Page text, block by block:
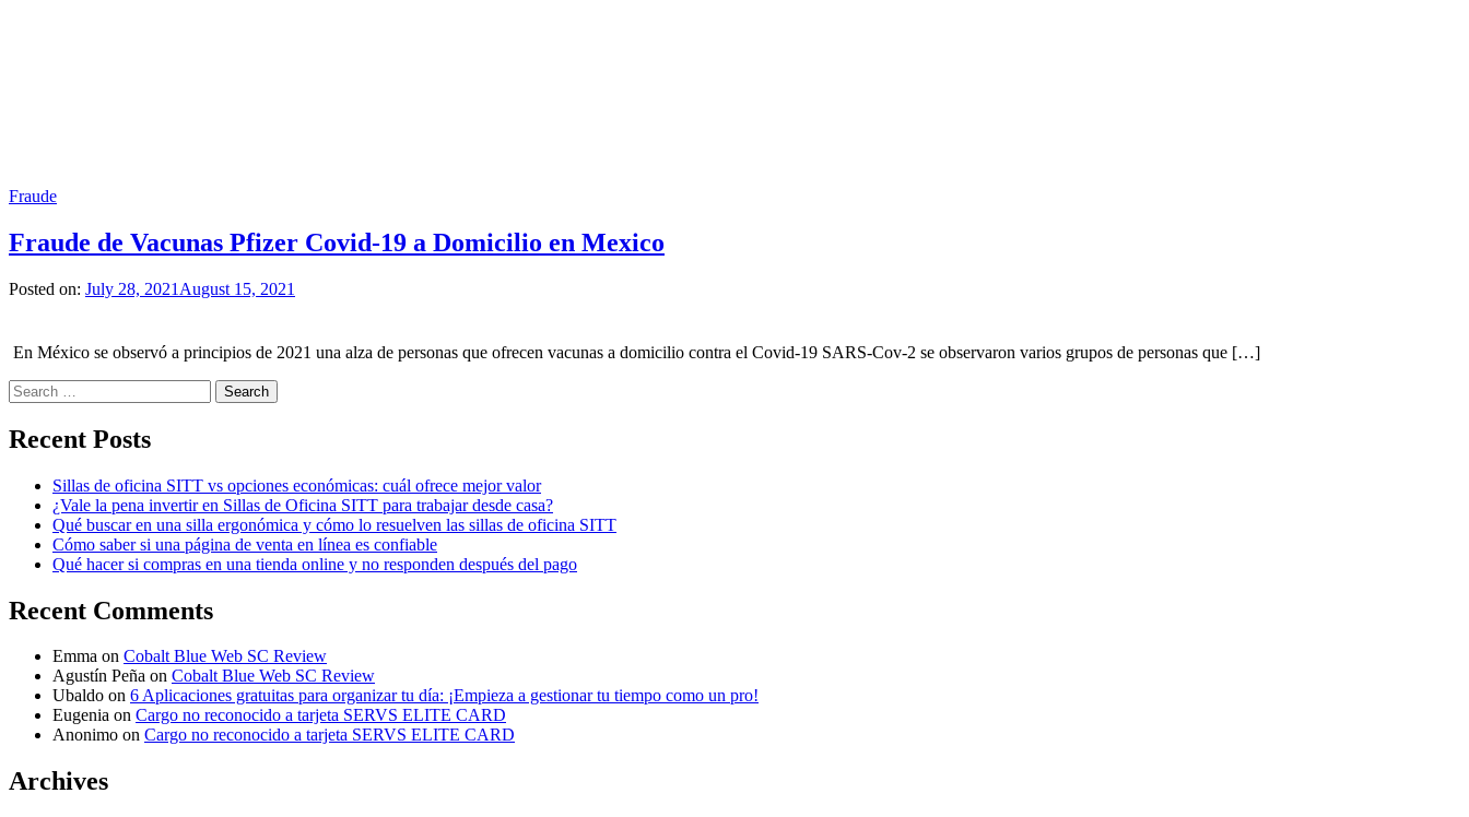
Fraude
Fraude de Vacunas Pfizer Covid-19 a Domicilio en Mexico
Posted on: July 28, 2021 August 15, 2021
En México se observó a principios de 2021 una alza de personas que ofrecen vacunas a domicilio contra el Covid-19 SARS-Cov-2 se observaron varios grupos de personas que […]
Search
for:
Recent Posts
Sillas de oficina SITT vs opciones económicas: cuál ofrece mejor valor
¿Vale la pena invertir en Sillas de Oficina SITT para trabajar desde casa?
Qué buscar en una silla ergonómica y cómo lo resuelven las sillas de oficina SITT
Cómo saber si una página de venta en línea es confiable
Qué hacer si compras en una tienda online y no responden después del pago
Recent Comments
Emma on Cobalt Blue Web SC Review
Agustín Peña on Cobalt Blue Web SC Review
Ubaldo on 6 Aplicaciones gratuitas para organizar tu día: ¡Empieza a gestionar tu tiempo como un pro!
Eugenia on Cargo no reconocido a tarjeta SERVS ELITE CARD
Anonimo on Cargo no reconocido a tarjeta SERVS ELITE CARD
Archives